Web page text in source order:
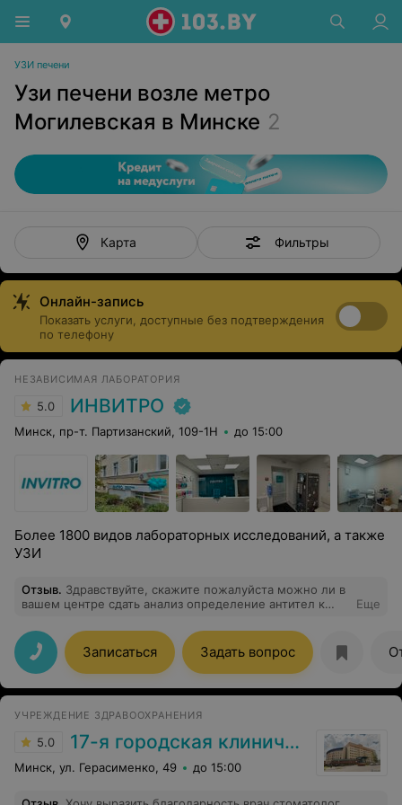
УЗИ печени
Узи печени возле метро
Могилевская в Минске 2
Карта Фильтры
Онлайн-запись
Показать услуги, доступные без подтверждения
по телефону
НЕЗАВИСИМАЯ ЛАБОРАТОРИЯ
5.0 ИНВИТРО
Минск, пр-т. Партизанский, 109-1Н до 15:00
Более 1800 видов лабораторных исследований, а также
УЗИ
Отзыв. Здравствуйте, скажите пожалуйста можно ли в
вашем центре сдать анализ определение антител к
Еще
Записаться Задать вопрос
УЧРЕЖДЕНИЕ ЗДРАВООХРАНЕНИЯ
5.0 17-я городская клиническая поликлиника
Минск, ул. Герасименко, 49 до 15:00